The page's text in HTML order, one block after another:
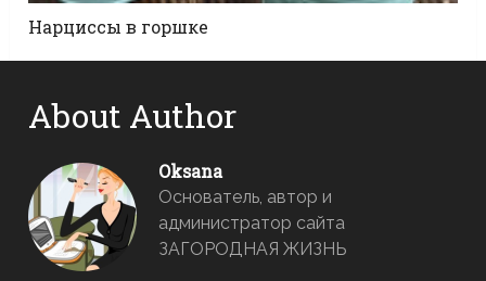
Нарциссы в горшке
About Author
Oksana
Основатель, автор и
администратор сайта
ЗАГОРОДНАЯ ЖИЗНЬ